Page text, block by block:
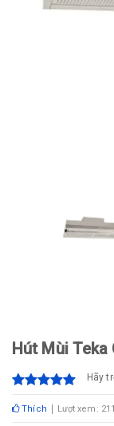
Hút Mùi Teka
Hãy
Thích Lượt xem: